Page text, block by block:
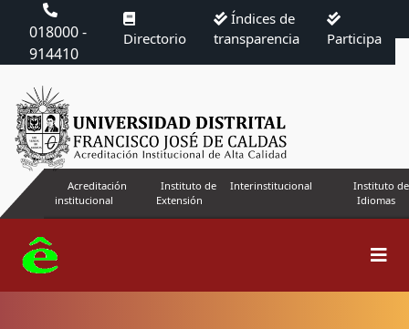
018000 -
914410
Directorio
Índices de
transparencia
Participa
Acreditación
institucional
Instituto de
Extensión
Interinstitucional
Instituto de
Idiomas